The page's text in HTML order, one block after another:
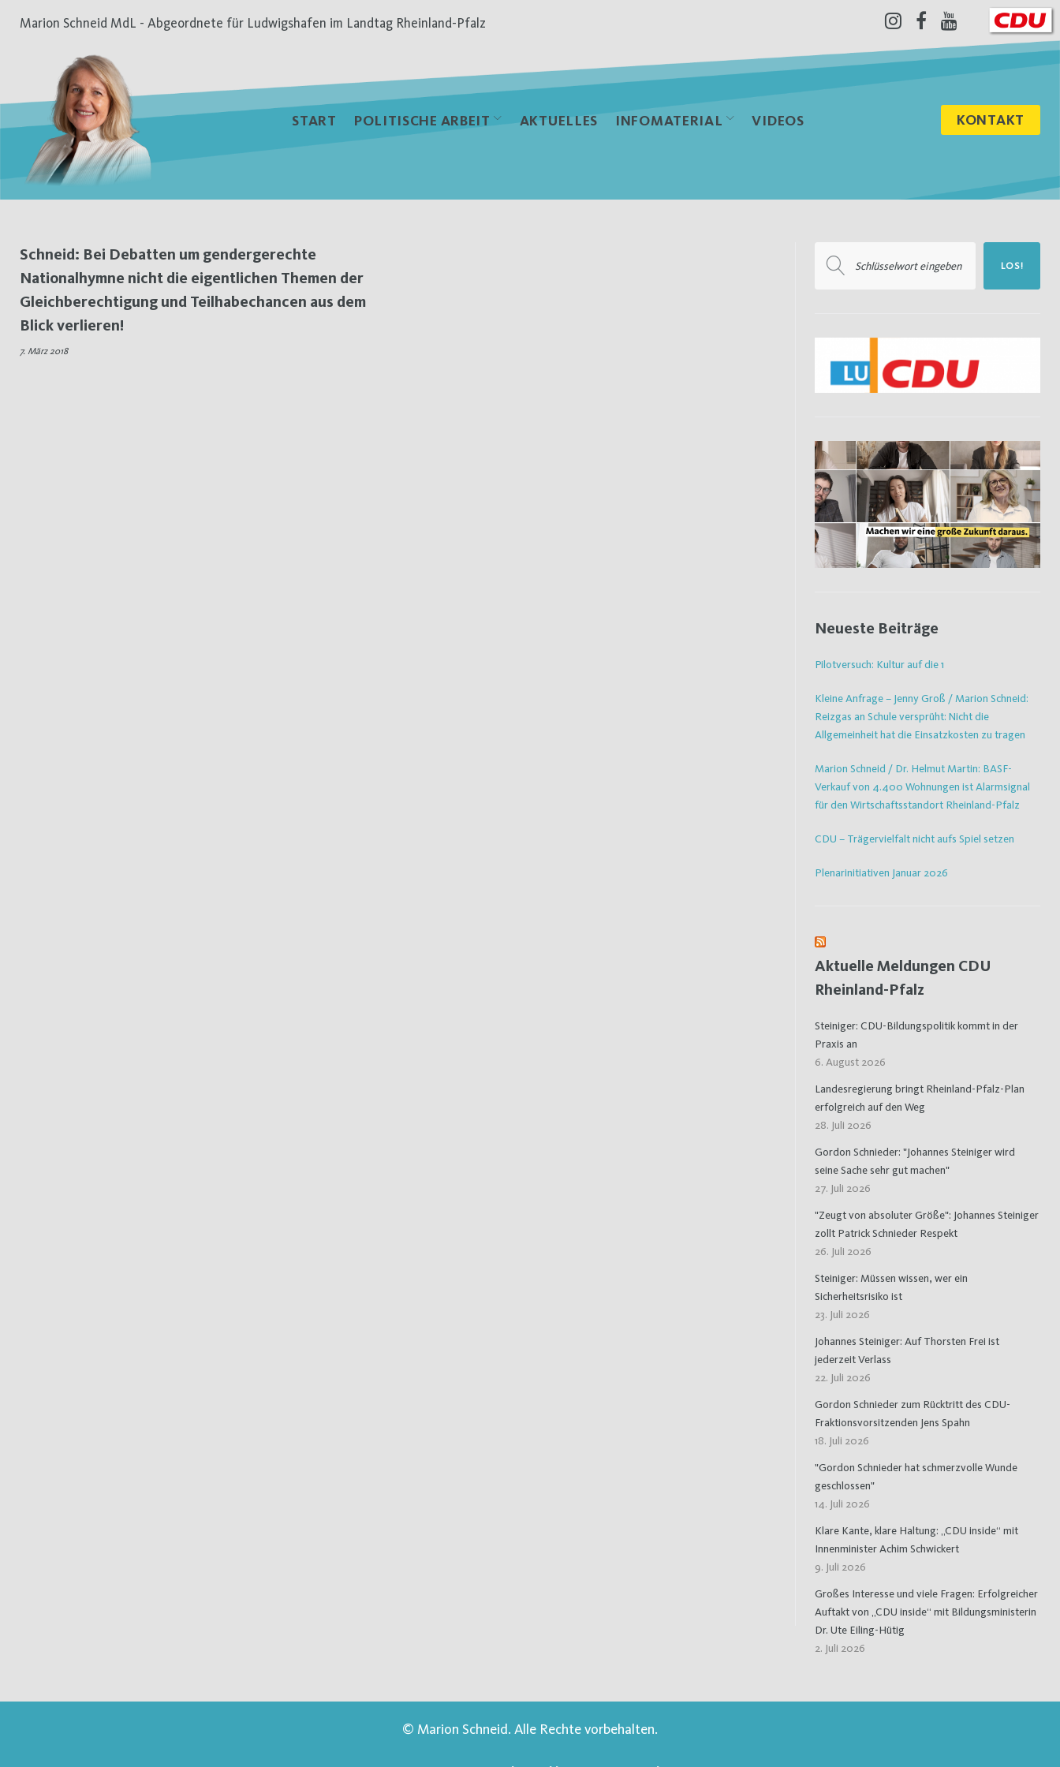
Inhalt
Marion Schneid MdL - Abgeordnete für Ludwigshafen im Landtag Rheinland-Pfalz
Instagram
Facebook
Youtube
START POLITISCHE ARBEIT AKTUELLES INFOMATERIAL VIDEOS KONTAKT
Schlagwort:
Frauentag
Schneid: Bei Debatten um gendergerechte
Nationalhymne nicht die eigentlichen Themen der
Gleichberechtigung und Teilhabechancen aus dem
Blick verlieren!
7. März 2018
nach:
LOS!
Neueste Beiträge
Pilotversuch: Kultur auf die 1
Kleine Anfrage – Jenny Groß / Marion Schneid:
Reizgas an Schule versprüht: Nicht die
Allgemeinheit hat die Einsatzkosten zu tragen
Marion Schneid / Dr. Helmut Martin: BASF-
Verkauf von 4.400 Wohnungen ist Alarmsignal
für den Wirtschaftsstandort Rheinland-Pfalz
CDU – Trägervielfalt nicht aufs Spiel setzen
Plenarinitiativen Januar 2026
Aktuelle Meldungen CDU
Rheinland-Pfalz
Steiniger: CDU-Bildungspolitik kommt in der
Praxis an
6. August 2026
Landesregierung bringt Rheinland-Pfalz-Plan
erfolgreich auf den Weg
28. Juli 2026
Gordon Schnieder: "Johannes Steiniger wird
seine Sache sehr gut machen"
27. Juli 2026
"Zeugt von absoluter Größe": Johannes Steiniger
zollt Patrick Schnieder Respekt
26. Juli 2026
Steiniger: Müssen wissen, wer ein
Sicherheitsrisiko ist
23. Juli 2026
Johannes Steiniger: Auf Thorsten Frei ist
jederzeit Verlass
22. Juli 2026
Gordon Schnieder zum Rücktritt des CDU-
Fraktionsvorsitzenden Jens Spahn
18. Juli 2026
"Gordon Schnieder hat schmerzvolle Wunde
geschlossen"
14. Juli 2026
Klare Kante, klare Haltung: „CDU inside“ mit
Innenminister Achim Schwickert
9. Juli 2026
Großes Interesse und viele Fragen: Erfolgreicher
Auftakt von „CDU inside“ mit Bildungsministerin
Dr. Ute Eiling-Hütig
2. Juli 2026
© Marion Schneid. Alle Rechte vorbehalten.